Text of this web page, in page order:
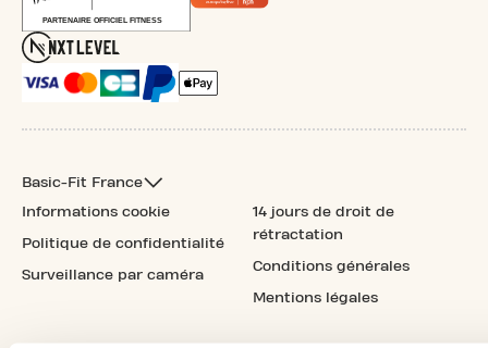
Basic-Fit France
Informations cookie
Politique de confidentialité
Surveillance par caméra
14 jours de droit de
rétractation
Conditions générales
Mentions légales